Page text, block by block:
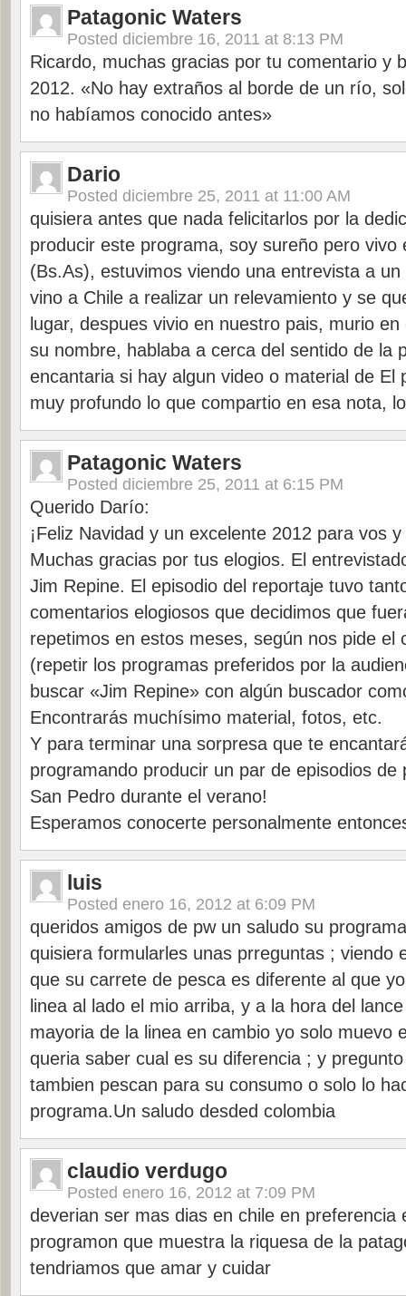
Patagonic Waters
Posted diciembre 16, 2011 at 8:13 PM
Ricardo, muchas gracias por tu comentario y
2012. «No hay extraños al borde de un río,
no habíamos conocido antes»
Dario
Posted diciembre 25, 2011 at 11:00 AM
quisiera antes que nada felicitarlos por la
producir este programa, soy sureño pero vivo
(Bs.As), estuvimos viendo una entrevista a
vino a Chile a realizar un relevamiento y se
lugar, despues vivio en nuestro pais, murio
su nombre, hablaba a cerca del sentido de la
encantaria si hay algun video o material de El
muy profundo lo que compartio en esa nota,
Patagonic Waters
Posted diciembre 25, 2011 at 6:15 PM
Querido Darío:
¡Feliz Navidad y un excelente 2012 para vos
Muchas gracias por tus elogios. El
Jim Repine. El episodio del reportaje tuvo
comentarios elogiosos que decidimos que
repetimos en estos meses, según nos pide el
(repetir los programas preferidos por la
buscar «Jim Repine» con algún buscador
Encontrarás muchísimo material, fotos, etc.
Y para terminar una sorpresa que te
programando producir un par de episodios de
San Pedro durante el verano!
Esperamos conocerte personalmente
luis
Posted enero 16, 2012 at 6:09 PM
queridos amigos de pw un saludo su
quisiera formularles unas prreguntas ; viendo
que su carrete de pesca es diferente al que
linea al lado el mio arriba, y a la hora del
mayoria de la linea en cambio yo solo muevo
queria saber cual es su diferencia ; y
tambien pescan para su consumo o solo lo
programa.Un saludo desded colombia
claudio verdugo
Posted enero 16, 2012 at 7:09 PM
deverian ser mas dias en chile en preferencia
programon que muestra la riquesa de la
tendriamos que amar y cuidar